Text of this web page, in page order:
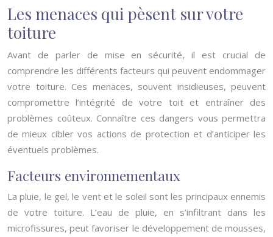
Les menaces qui pèsent sur votre
toiture
Avant de parler de mise en sécurité, il est crucial de
comprendre les différents facteurs qui peuvent endommager
votre toiture. Ces menaces, souvent insidieuses, peuvent
compromettre l’intégrité de votre toit et entraîner des
problèmes coûteux. Connaître ces dangers vous permettra
de mieux cibler vos actions de protection et d’anticiper les
éventuels problèmes.
Facteurs environnementaux
La pluie, le gel, le vent et le soleil sont les principaux ennemis
de votre toiture. L’eau de pluie, en s’infiltrant dans les
microfissures, peut favoriser le développement de mousses,